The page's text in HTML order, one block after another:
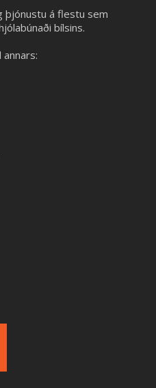
þjónustu á flestu sem
bílsins.